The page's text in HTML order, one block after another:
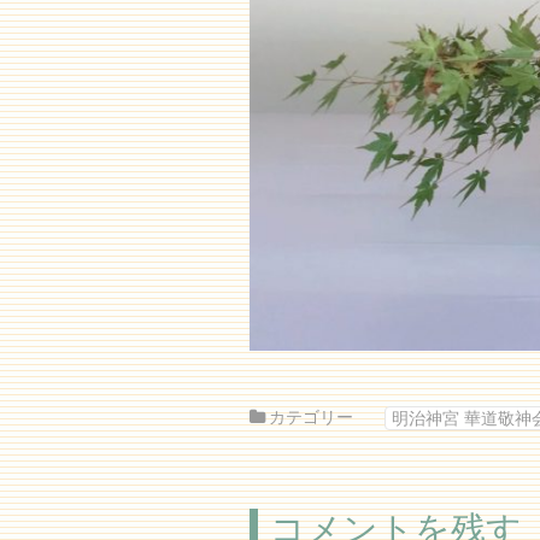
カテゴリー 明治神宮 華道敬神
コメントを残す